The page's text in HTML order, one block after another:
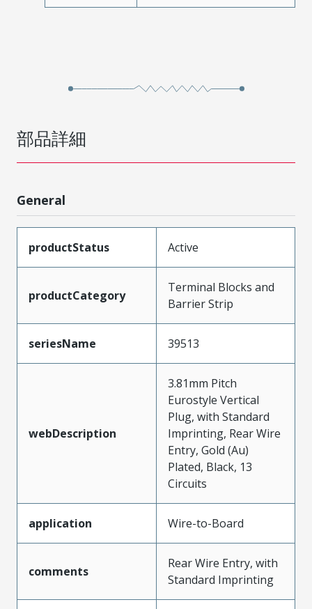
部品詳細
General
productStatus Active
productCategory
Terminal Blocks and
Barrier Strip
seriesName 39513
webDescription
3.81mm Pitch
Eurostyle Vertical
Plug, with Standard
Imprinting, Rear Wire
Entry, Gold (Au)
Plated, Black, 13
Circuits
application Wire-to-Board
comments
Rear Wire Entry, with
Standard Imprinting